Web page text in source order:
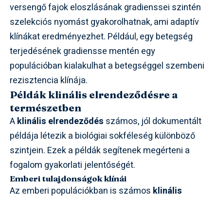
versengő fajok eloszlásának gradienssei szintén
szelekciós nyomást gyakorolhatnak, ami adaptív
klínákat eredményezhet. Például, egy betegség
terjedésének gradiensse mentén egy
populációban kialakulhat a betegséggel szembeni
rezisztencia klínája.
Példák klinális elrendeződésre a
természetben
Aklinális elrendeződés számos, jól dokumentált
példája létezik a biológiai sokféleség különböző
szintjein. Ezek a példák segítenek megérteni a
fogalom gyakorlati jelentőségét.
Emberi tulajdonságok klínái
Az emberi populációkban is számos klinális